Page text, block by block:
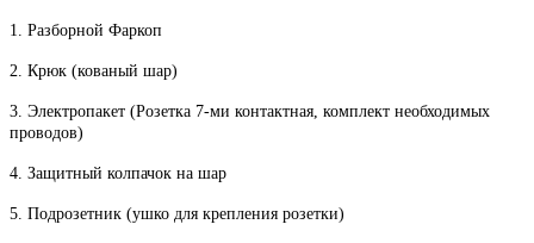
1. Разборной Фаркоп
2. Крюк (кованый шар)
3. Электропакет (Розетка 7-ми контактная, комплект необходимых
проводов)
4. Защитный колпачок на шар
5. Подрозетник (ушко для крепления розетки)